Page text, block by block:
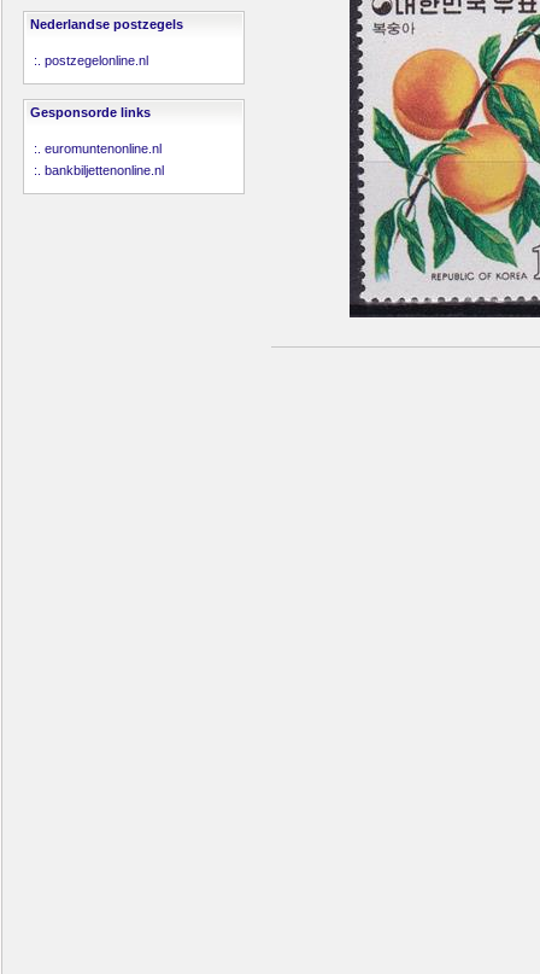
Nederlandse postzegels
:. postzegelonline.nl
Gesponsorde links
:. euromuntenonline.nl
:. bankbiljettenonline.nl